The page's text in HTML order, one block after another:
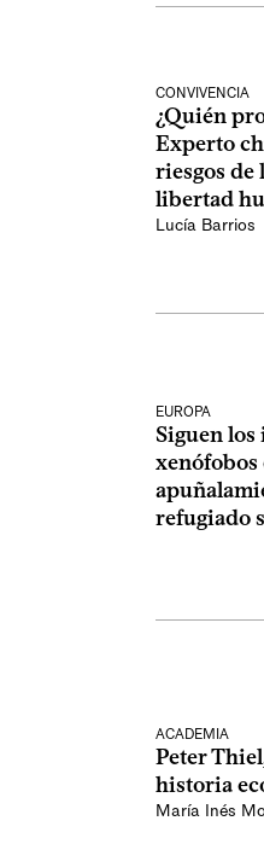
CONVIVENCIA
¿Quién
Experto
riesgos de
libertad
Lucía Barrios
EUROPA
Siguen
refugiado
ACADEMIA
Peter
historia
María Inés